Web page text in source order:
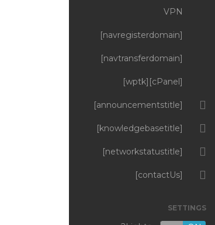
VPN
[navregisterdomain]
[navtransferdomain]
[cPanel][wptk]
[announcementstitle]
[knowledgebasetitle]
[networkstatustitle]
[contactUs]
SETTINGS